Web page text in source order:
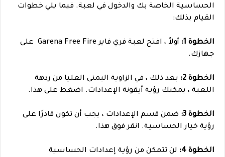
الحساسية الخاصة بك والدخول في لعبة. فيما يلي خطوات
القيام بذلك:
الخطوة 1:
أولاً ، افتح لعبة فري فاير Garena Free Fire على
جهازك.
الخطوة 2:
بعد ذلك ، في الزاوية اليمنى العليا من ردهة
اللعبة ، يمكنك رؤية أيقونة الإعدادات. اضغط على هذا.
الخطوة 3:
ضمن قسم الإعدادات ، يجب أن تكون قادرًا على
رؤية خيار الحساسية. انقر فوق هذا.
الخطوة 4:
لن تتمكن من رؤية إعدادات الحساسية